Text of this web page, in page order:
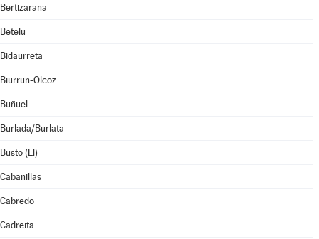
Bertizarana
Betelu
Bidaurreta
Biurrun-Olcoz
Buñuel
Burlada/Burlata
Busto (El)
Cabanillas
Cabredo
Cadreita